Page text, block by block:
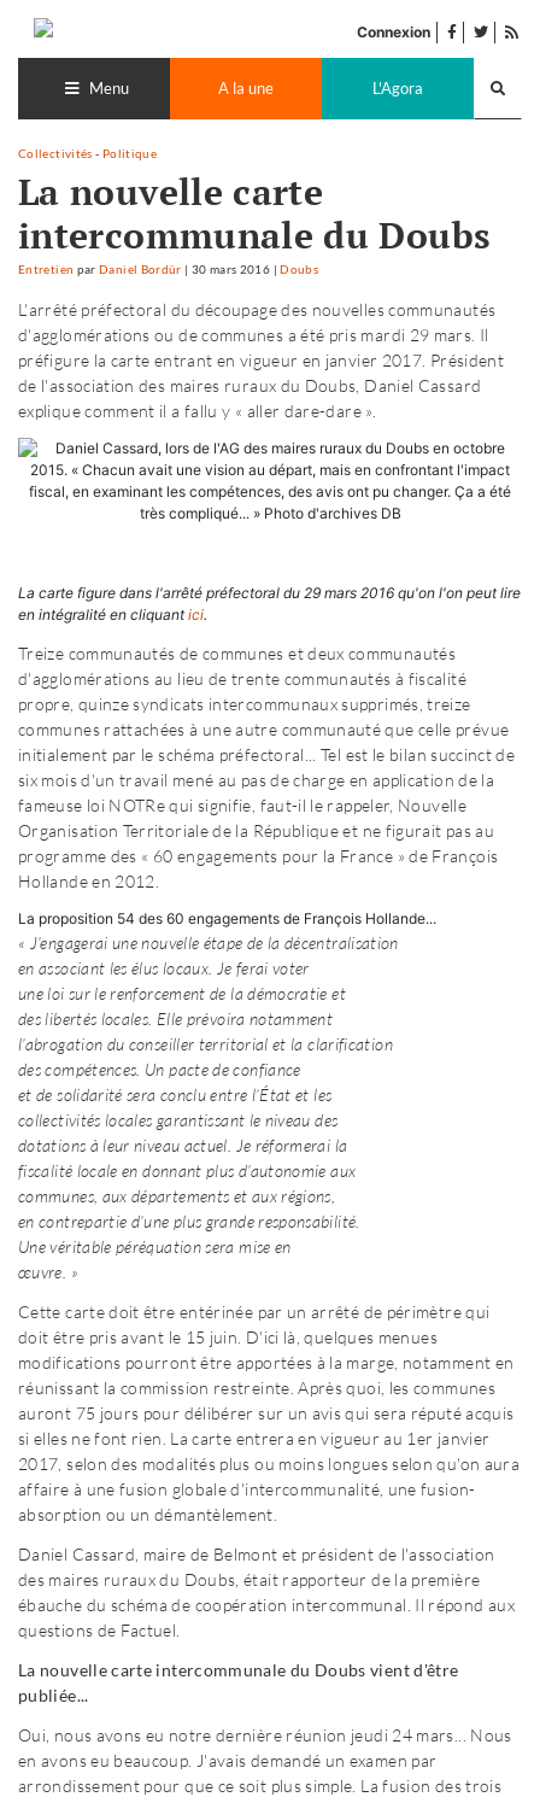
contenu
Connexion facebook
twitter
Menu A la une L'Agora
Collectivités - Politique
La nouvelle carte
intercommunale du Doubs
Entretien parDaniel Bordür | 30 mars 2016 |Doubs
L'arrêté préfectoral du découpage des nouvelles communautés
d'agglomérations ou de communes a été pris mardi 29 mars. Il
préfigure la carte entrant en vigueur en janvier 2017. Président
de l'association des maires ruraux du Doubs, Daniel Cassard
explique comment il a fallu y « aller dare-dare ».
La carte figure dans l'arrêté préfectoral du 29 mars 2016 qu'on l'on peut lire
en intégralité en cliquantici.
Treize communautés de communes et deux communautés
d'agglomérations au lieu de trente communautés à fiscalité
propre, quinze syndicats intercommunaux supprimés, treize
communes rattachées à une autre communauté que celle prévue
initialement par le schéma préfectoral... Tel est le bilan succinct de
six mois d'un travail mené au pas de charge en application de la
fameuse loi NOTRe qui signifie, faut-il le rappeler, Nouvelle
Organisation Territoriale de la République et ne figurait pas au
programme des « 60 engagements pour la France » de François
Hollande en 2012.
La proposition 54 des 60 engagements de François Hollande...
« J’engagerai une nouvelle étape de la décentralisation
en associant les élus locaux. Je ferai voter
une loi sur le renforcement de la démocratie et
des libertés locales. Elle prévoira notamment
l’abrogation du conseiller territorial et la clarification
des compétences. Un pacte de confiance
et de solidarité sera conclu entre l’État et les
collectivités locales garantissant le niveau des
dotations à leur niveau actuel. Je réformerai la
fiscalité locale en donnant plus d’autonomie aux
communes, aux départements et aux régions,
en contrepartie d’une plus grande responsabilité.
Une véritable péréquation sera mise en
œuvre. »
Cette carte doit être entérinée par un arrêté de périmètre qui
doit être pris avant le 15 juin. D'ici là, quelques menues
modifications pourront être apportées à la marge, notamment en
réunissant la commission restreinte. Après quoi, les communes
auront 75 jours pour délibérer sur un avis qui sera réputé acquis
si elles ne font rien. La carte entrera en vigueur au 1er janvier
2017, selon des modalités plus ou moins longues selon qu'on aura
affaire à une fusion globale d'intercommunalité, une fusion-
absorption ou un démantèlement.
Daniel Cassard, maire de Belmont et président de l'association
des maires ruraux du Doubs, était rapporteur de la première
ébauche du schéma de coopération intercommunal. Il répond aux
questions de Factuel.
La nouvelle carte intercommunale du Doubs vient d'être
publiée...
Oui, nous avons eu notre dernière réunion jeudi 24 mars... Nous
en avons eu beaucoup. J'avais demandé un examen par
arrondissement pour que ce soit plus simple. La fusion des trois